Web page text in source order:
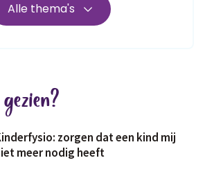
Wonen
Alle thema's
zorgen dat een kind mij
meer nodig heeft